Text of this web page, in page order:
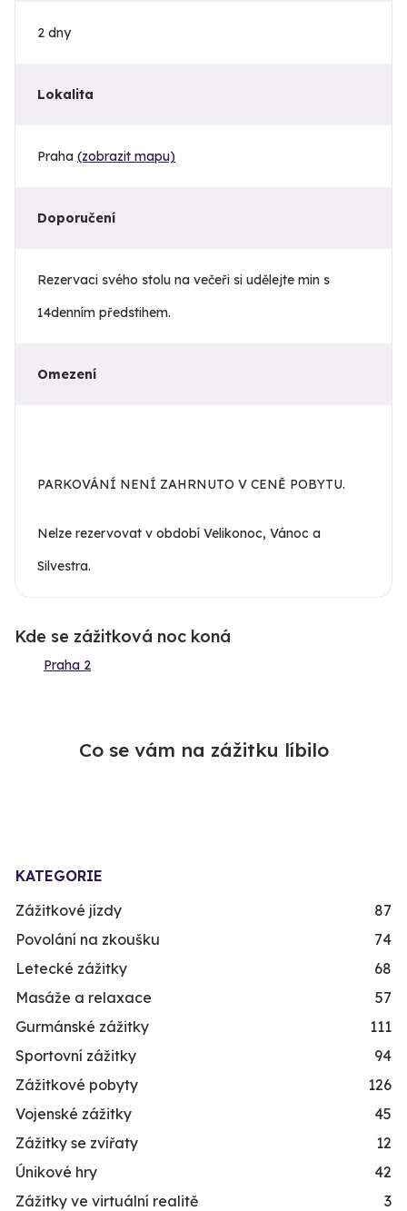
2 dny
Lokalita
Praha (zobrazit mapu)
Doporučení
Rezervaci svého stolu na večeři si udělejte min s
14denním předstihem.
Omezení
PARKOVÁNÍ NENÍ ZAHRNUTO V CENĚ POBYTU.
Nelze rezervovat v období Velikonoc, Vánoc a
Silvestra.
Kde se zážitková noc koná
Praha 2
Co se vám na zážitku líbilo
KATEGORIE
Zážitkové jízdy
87
Povolání na zkoušku
74
Letecké zážitky
68
Masáže a relaxace
57
Gurmánské zážitky
111
Sportovní zážitky
94
Zážitkové pobyty
126
Vojenské zážitky
45
Zážitky se zvířaty
12
Únikové hry
42
Zážitky ve virtuální realitě
3